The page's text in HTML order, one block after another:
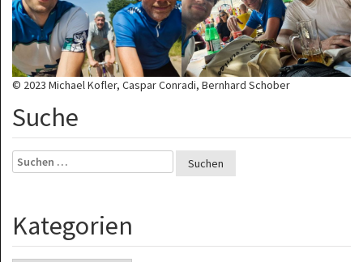
© 2023 Michael Kofler, Caspar Conradi, Bernhard Schober
Suche
Suchen
nach:
Kategorien